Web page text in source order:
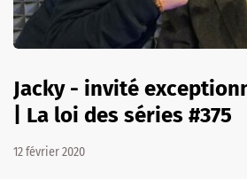
Jacky - invité
| La loi des séries #375
12 février 2020